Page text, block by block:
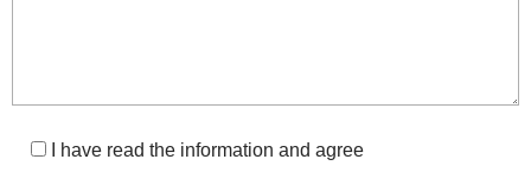
I have read the information and agree